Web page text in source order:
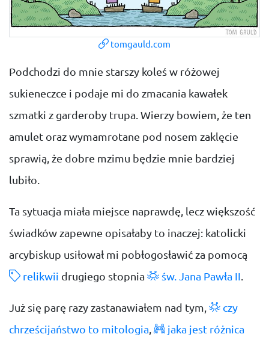
tomgauld.com
Podchodzi do mnie starszy koleś w różowej
sukieneczce i podaje mi do zmacania kawałek
szmatki z garderoby trupa. Wierzy bowiem, że ten
amulet oraz wymamrotane pod nosem zaklęcie
sprawią, że dobre mzimu będzie mnie bardziej
lubiło.
Ta sytuacja miała miejsce naprawdę, lecz większość
świadków zapewne opisałaby to inaczej: katolicki
arcybiskup usiłował mi pobłogosławić za pomocą
relikwii drugiego stopnia św. Jana Pawła II
Już się parę razy zastanawiałem nad tym,
czy
chrześcijaństwo to mitologia
jaka jest różnica